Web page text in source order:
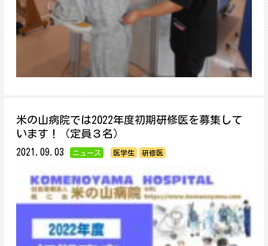
米の山病院では2022年度初期研修医を募集して
います！（定員３名）
2021.09.03 ニュース 医学生 研修医